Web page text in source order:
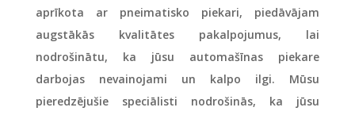
aprīkota ar pneimatisko piekari, piedāvājam
augstākās kvalitātes pakalpojumus, lai
nodrošinātu, ka jūsu automašīnas piekare
darbojas nevainojami un kalpo ilgi. Mūsu
pieredzējušie speciālisti nodrošinās, ka jūsu